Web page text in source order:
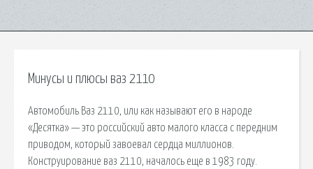
Минусы и плюсы ваз 2110
Автомобиль Ваз 2110, или как называют его в народе
«Десятка» — это российский авто малого класса с передним
приводом, который завоевал сердца миллионов.
Конструирование ваз 2110, началось еще в 1983 году.